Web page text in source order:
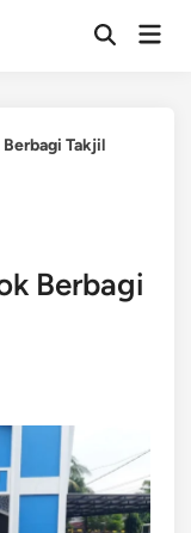
OpenMain
Takjil
Berbagi